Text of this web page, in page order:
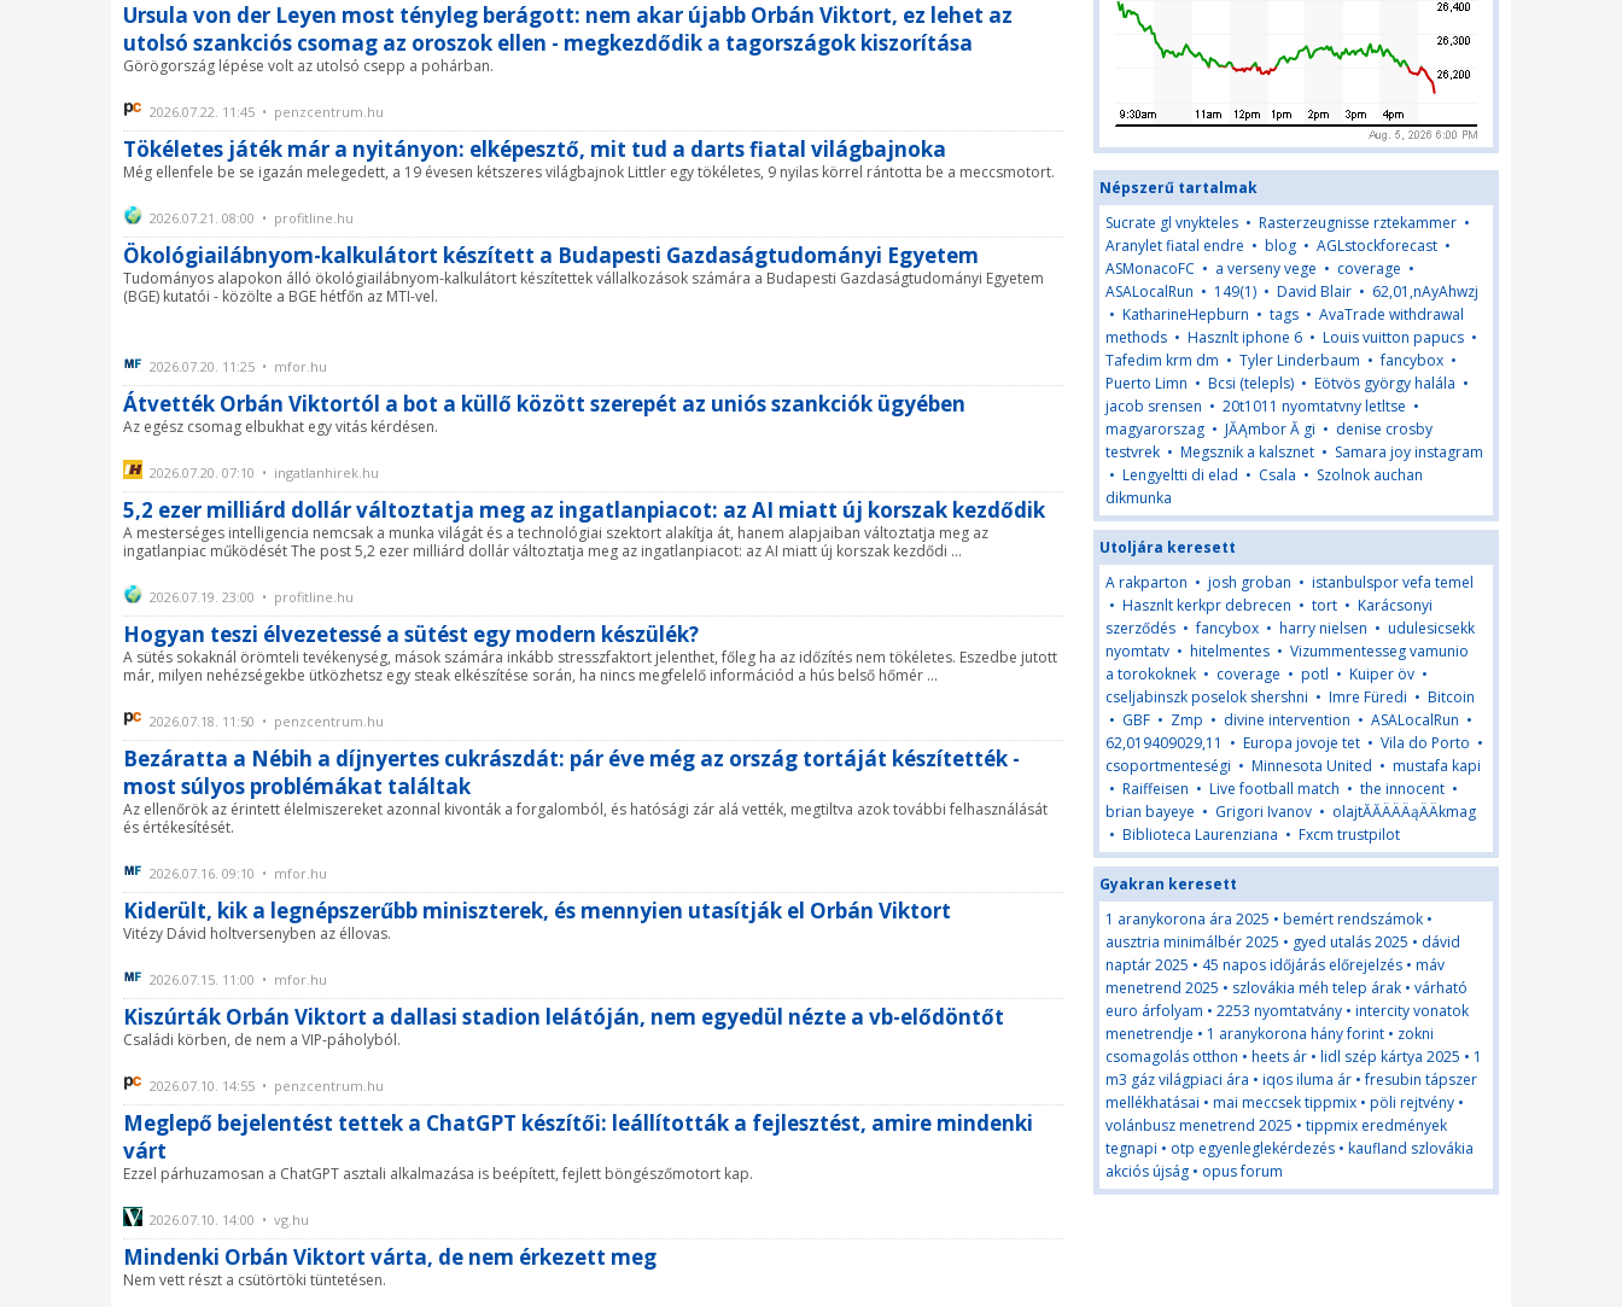
Ursula von der Leyen most tényleg berágott: nem akar újabb Orbán Viktort, ez lehet az
utolsó szankciós csomag az oroszok ellen - megkezdődik a tagországok kiszorítása
Görögország lépése volt az utolsó csepp a pohárban.
2026.07.22. 11:45 • penzcentrum.hu
Tökéletes játék már a nyitányon: elképesztő, mit tud a darts fiatal világbajnoka
Még ellenfele be se igazán melegedett, a 19 évesen kétszeres világbajnok Littler egy tökéletes, 9 nyilas körrel rántotta be a meccsmotort.
2026.07.21. 08:00 • profitline.hu
Ökológiailábnyom-kalkulátort készített a Budapesti Gazdaságtudományi Egyetem
Tudományos alapokon álló ökológiailábnyom-kalkulátort készítettek vállalkozások számára a Budapesti Gazdaságtudományi Egyetem
(BGE) kutatói - közölte a BGE hétfőn az MTI-vel.
2026.07.20. 11:25 • mfor.hu
Átvették Orbán Viktortól a bot a küllő között szerepét az uniós szankciók ügyében
Az egész csomag elbukhat egy vitás kérdésen.
2026.07.20. 07:10 • ingatlanhirek.hu
5,2 ezer milliárd dollár változtatja meg az ingatlanpiacot: az AI miatt új korszak kezdődik
A mesterséges intelligencia nemcsak a munka világát és a technológiai szektort alakítja át, hanem alapjaiban változtatja meg az
ingatlanpiac működését The post 5,2 ezer milliárd dollár változtatja meg az ingatlanpiacot: az AI miatt új korszak kezdődi ...
2026.07.19. 23:00 • profitline.hu
Hogyan teszi élvezetessé a sütést egy modern készülék?
A sütés sokaknál örömteli tevékenység, mások számára inkább stresszfaktort jelenthet, főleg ha az időzítés nem tökéletes. Eszedbe jutott
már, milyen nehézségekbe ütközhetsz egy steak elkészítése során, ha nincs megfelelő információd a hús belső hőmér ...
2026.07.18. 11:50 • penzcentrum.hu
Bezáratta a Nébih a díjnyertes cukrászdát: pár éve még az ország tortáját készítették -
most súlyos problémákat találtak
Az ellenőrök az érintett élelmiszereket azonnal kivonták a forgalomból, és hatósági zár alá vették, megtiltva azok további felhasználását
és értékesítését.
2026.07.16. 09:10 • mfor.hu
Kiderült, kik a legnépszerűbb miniszterek, és mennyien utasítják el Orbán Viktort
Vitézy Dávid holtversenyben az éllovas.
2026.07.15. 11:00 • mfor.hu
Kiszúrták Orbán Viktort a dallasi stadion lelátóján, nem egyedül nézte a vb-elődöntőt
Családi körben, de nem a VIP-páholyból.
2026.07.10. 14:55 • penzcentrum.hu
Meglepő bejelentést tettek a ChatGPT készítői: leállították a fejlesztést, amire mindenki
várt
Ezzel párhuzamosan a ChatGPT asztali alkalmazása is beépített, fejlett böngészőmotort kap.
2026.07.10. 14:00 • vg.hu
Mindenki Orbán Viktort várta, de nem érkezett meg
Nem vett részt a csütörtöki tüntetésen.
Népszerű tartalmak
Sucrate gl vnykteles • Rasterzeugnisse rztekammer •
Aranylet fiatal endre • blog • AGLstockforecast •
ASMonacoFC • a verseny vege • coverage •
ASALocalRun • 149(1) • David Blair • 62,01,nAyAhwzj
• KatharineHepburn • tags • AvaTrade withdrawal
methods • Hasznlt iphone 6 • Louis vuitton papucs •
Tafedim krm dm • Tyler Linderbaum •fancybox •
Puerto Limn • Bcsi (telepls) • Eötvös györgy halála •
jacob srensen • 20t1011 nyomtatvny letltse •
magyarorszag • JĂĄmbor Ă gi • denise crosby
testvrek • Megsznik a kalsznet • Samara joy instagram
• Lengyeltti di elad • Csala • Szolnok auchan
dikmunka
Utoljára keresett
A rakparton • josh groban • istanbulspor vefa temel
• Hasznlt kerkpr debrecen • tort • Karácsonyi
szerződés •fancybox • harry nielsen • udulesicsekk
nyomtatv • hitelmentes • Vizummentesseg vamunio
a torokoknek • coverage • potl • Kuiper öv •
cseljabinszk poselok shershni • Imre Füredi • Bitcoin
• GBF • Zmp • divine intervention • ASALocalRun •
62,019409029,11 • Europa jovoje tet • Vila do Porto •
csoportmenteségi • Minnesota United • mustafa kapi
• Raiffeisen • Live football match • the innocent •
brian bayeye • Grigori Ivanov • olajtĂĂÄÄÄąÄÄkmag
• Biblioteca Laurenziana • Fxcm trustpilot
Gyakran keresett
1 aranykorona ára 2025 • bemért rendszámok •
ausztria minimálbér 2025 • gyed utalás 2025 • dávid
naptár 2025 • 45 napos időjárás előrejelzés • máv
menetrend 2025 • szlovákia méh telep árak • várható
euro árfolyam • 2253 nyomtatvány • intercity vonatok
menetrendje • 1 aranykorona hány forint • zokni
csomagolás otthon • heets ár • lidl szép kártya 2025 • 1
m3 gáz világpiaci ára • iqos iluma ár •fresubin tápszer
mellékhatásai • mai meccsek tippmix • pöli rejtvény •
volánbusz menetrend 2025 • tippmix eredmények
tegnapi • otp egyenleglekérdezés • kaufland szlovákia
akciós újság • opus forum